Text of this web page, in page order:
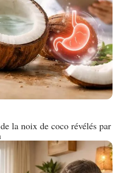
la noix de coco révélés par